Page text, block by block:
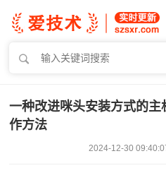
一种改进咪头安装方式的
作方法
2024-12-30